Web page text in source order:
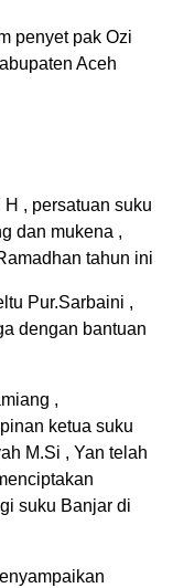
penyet pak Ozi
Aceh
, persatuan suku
dan mukena ,
tahun ini
Pur.Sarbaini ,
dengan bantuan
,
ketua suku
M.Si , Yan telah
suku Banjar di